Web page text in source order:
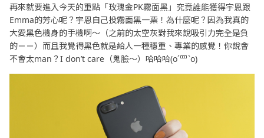
再來就要進入今天的重點「玫瑰金PK霧面黑」究竟誰能獲得宇恩跟
Emma的芳心呢？宇恩自己投霧面黑一票！為什麼呢？因為我真的
大愛黑色機身的手機啊～（之前的太空灰對我來說吸引力完全是負
的＝＝）而且我覺得黑色就是給人一種穩重、專業的感覺！你說會
不會太man？I don’t care（鬼臉～）哈哈哈(o´罒`o)